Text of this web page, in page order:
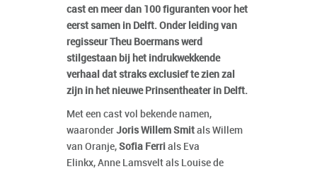
cast en meer dan 100 figuranten voor het
eerst samen in Delft. Onder leiding van
regisseur Theu Boermans werd
stilgestaan bij het indrukwekkende
verhaal dat straks exclusief te zien zal
zijn in het nieuwe Prinsentheater in Delft.
Met een cast vol bekende namen,
waaronder Joris Willem Smit als Willem
van Oranje, Sofia Ferri als Eva
Elinkx, Anne Lamsvelt als Louise de